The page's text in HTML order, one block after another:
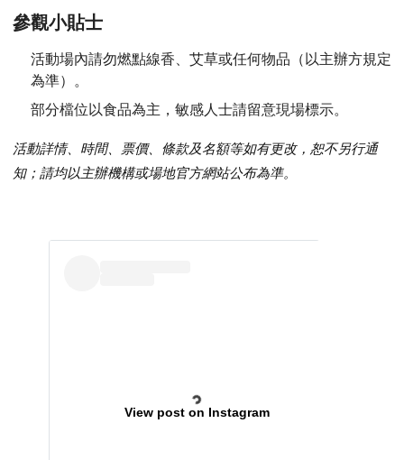
參觀小貼士
活動場內請勿燃點線香、艾草或任何物品（以主辦方規定
為準）。
部分檔位以食品為主，敏感人士請留意現場標示。
活動詳情、時間、票價、條款及名額等如有更改，恕不另行通
知；請均以主辦機構或場地官方網站公布為準。
View post on Instagram